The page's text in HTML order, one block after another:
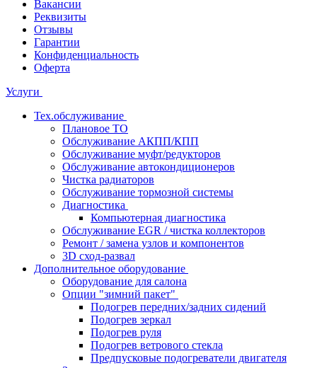
Вакансии
Реквизиты
Отзывы
Гарантии
Конфиденциальность
Оферта
Услуги
Тех.обслуживание
Плановое ТО
Обслуживание АКПП/КПП
Обслуживание муфт/редукторов
Обслуживание автокондиционеров
Чистка радиаторов
Обслуживание тормозной системы
Диагностика
Компьютерная диагностика
Обслуживание EGR / чистка коллекторов
Ремонт / замена узлов и компонентов
3D сход-развал
Дополнительное оборудование
Оборудование для салона
Опции "зимний пакет"
Подогрев передних/задних сидений
Подогрев зеркал
Подогрев руля
Подогрев ветрового стекла
Предпусковые подогреватели двигателя